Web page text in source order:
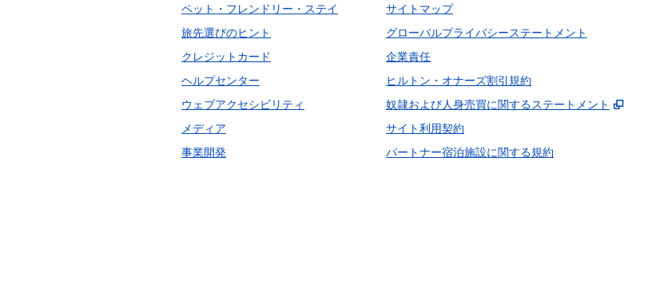
ペット・フレンドリー・ステイ
旅先選びのヒント
クレジットカード
ヘルプセンター
ウェブアクセシビリティ
メディア
事業開発
サイトマップ
グローバルプライバシーステートメント
企業責任
ヒルトン・オナーズ割引規約
奴隷および人身売買に関するステートメント
,
サイト利用契約
パートナー宿泊施設に関する規約